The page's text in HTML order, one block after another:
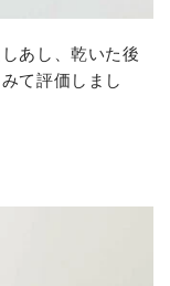
あし、乾いた後
て評価しまし